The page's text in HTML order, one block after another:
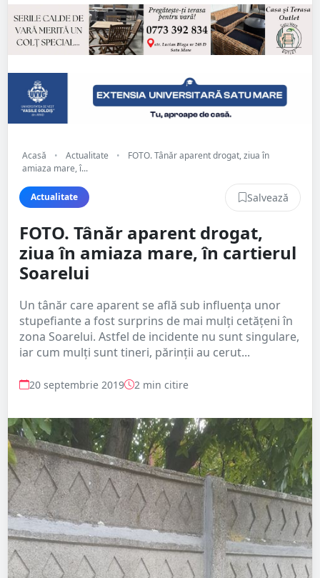
Acasă • Actualitate •
FOTO. Tânăr aparent drogat, ziua în
amiaza mare, î...
Actualitate Salvează
FOTO. Tânăr aparent drogat,
ziua în amiaza mare, în cartierul
Soarelui
Un tânăr care aparent se află sub influența unor
stupefiante a fost surprins de mai mulți cetățeni în
zona Soarelui. Astfel de incidente nu sunt singulare,
iar cum mulți sunt tineri, părinții au cerut...
20 septembrie 2019 2 min citire